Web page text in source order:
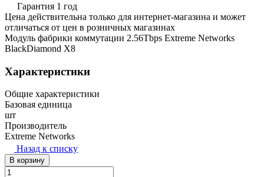
Гарантия 1 год
Цена действительна только для интернет-магазина и может
отличаться от цен в розничных магазинах
Модуль фабрики коммутации 2.56Tbps Extreme Networks
BlackDiamond X8
Характеристики
Общие характеристики
Базовая единица
шт
Производитель
Extreme Networks
Назад к списку
В корзину